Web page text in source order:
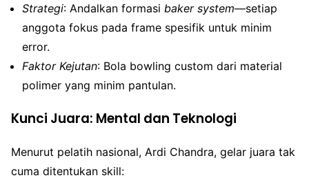
Strategi: Andalkan formasi baker system—setiap
anggota fokus pada frame spesifik untuk minim
error.
Faktor Kejutan: Bola bowling custom dari material
polimer yang minim pantulan.
Kunci Juara: Mental dan Teknologi
Menurut pelatih nasional, Ardi Chandra, gelar juara tak
cuma ditentukan skill: